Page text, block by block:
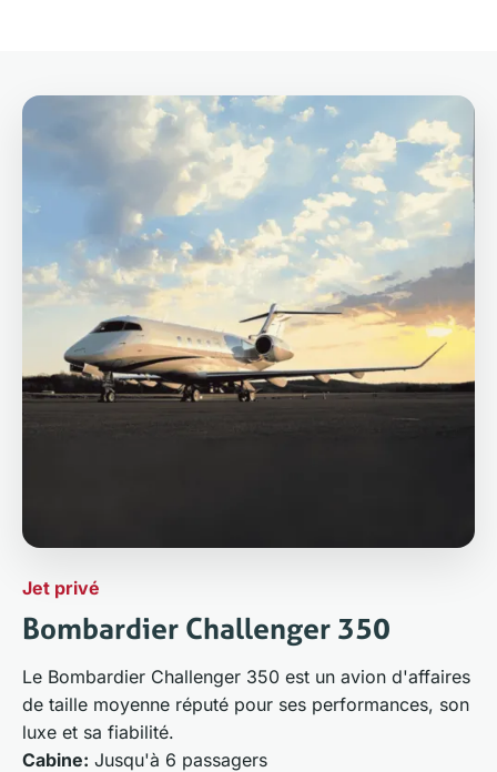
Jet privé
Bombardier Challenger 350
Le Bombardier Challenger 350 est un avion d'affaires
de taille moyenne réputé pour ses performances, son
luxe et sa fiabilité.
Cabine: Jusqu'à 6 passagers